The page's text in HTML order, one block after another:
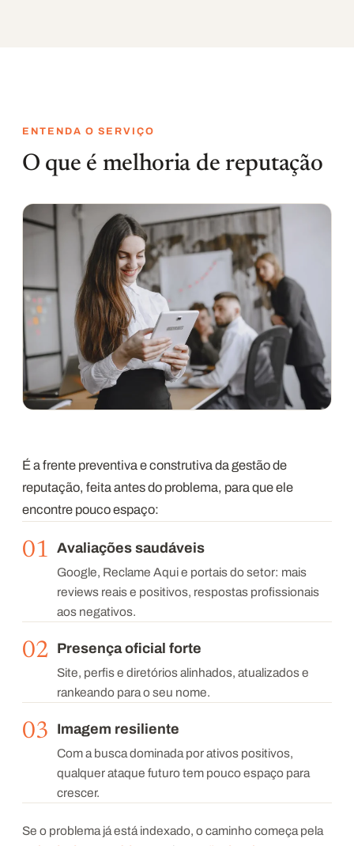
ENTENDA O SERVIÇO
O que é melhoria de reputação
É a frente preventiva e construtiva da gestão de
reputação, feita antes do problema, para que ele
encontre pouco espaço:
01 Avaliações saudáveis
Google, Reclame Aqui e portais do setor: mais
reviews reais e positivos, respostas profissionais
aos negativos.
02 Presença oficial forte
Site, perfis e diretórios alinhados, atualizados e
rankeando para o seu nome.
03 Imagem resiliente
Com a busca dominada por ativos positivos,
qualquer ataque futuro tem pouco espaço para
crescer.
Se o problema já está indexado, o caminho começa pela